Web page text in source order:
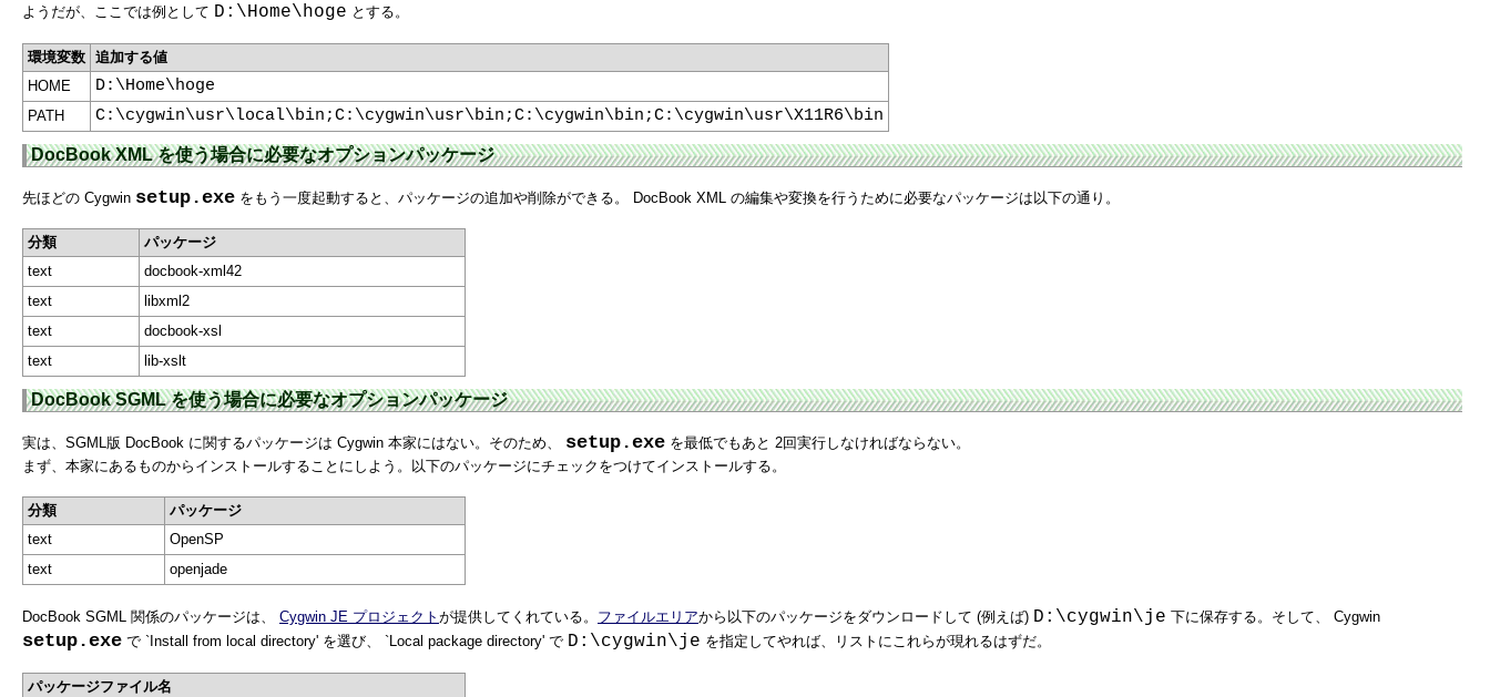
ようだが、ここでは例として D:\Home\hoge とする。
環境変数 追加する値
HOME
D:\Home\hoge
PATH C:\cygwin\usr\local\bin;C:\cygwin\usr\bin;C:\cygwin\bin;C:\cygwin\usr\X11R6\bin
DocBook XML を使う場合に必要なオプションパッケージ
先ほどの Cygwin setup.exe をもう一度起動すると、パッケージの追加や削除ができる。 DocBook XML の編集や変換を行うために必要なパッケージは以下の通り。
分類
パッケージ
text
docbook-xml42
text
libxml2
text
docbook-xsl
text
lib-xslt
DocBook SGML を使う場合に必要なオプションパッケージ
実は、SGML版 DocBook に関するパッケージは Cygwin 本家にはない。そのため、 setup.exe を最低でもあと 2回実行しなければならない。
まず、本家にあるものからインストールすることにしよう。以下のパッケージにチェックをつけてインストールする。
分類
パッケージ
text
OpenSP
text
openjade
DocBook SGML 関係のパッケージは、 Cygwin JE プロジェクト が提供してくれている。 ファイルエリアから以下のパッケージをダウンロードして (例えば) D:\cygwin\je 下に保存する。そして、 Cygwin
setup.exe で `Install from local directory' を選び、 `Local package directory' で D:\cygwin\je を指定してやれば、リストにこれらが現れるはずだ。
パッケージファイル名